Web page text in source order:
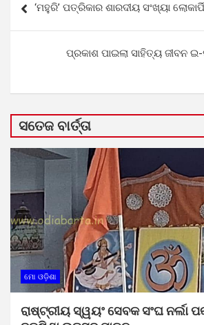
navigation
‘ମହୁରି’ ପତ୍ରିକାର ଶାରଦୀୟ ସଂଖ୍ୟା
ପ୍ରକାଶ ପାଇଲା ସାହିତ୍ୟ ଜୀବନ
ସତେଜ ବାର୍ତ୍ତା
ମୋ ଓଡ଼ିଶା
ରାଷ୍ଟ୍ରୀୟ ସ୍ୱୟଂ ସେବକ ସଂଘ ନର୍ଲା